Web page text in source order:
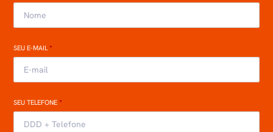
SEU E-MAIL*
SEU TELEFONE*